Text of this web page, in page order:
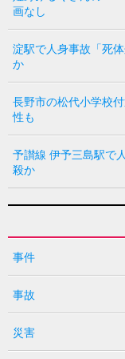
画なし
淀駅で人身事故「死
か
長野市の松代小学校
性も
予讃線 伊予三島駅で
殺か
事件
事故
災害